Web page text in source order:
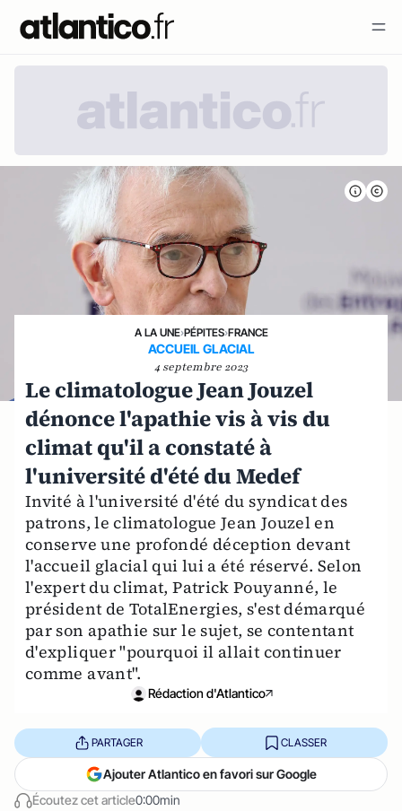
A LA UNE›PÉPITES›FRANCE
ACCUEIL GLACIAL
4 septembre 2023
Le climatologue Jean Jouzel
dénonce l'apathie vis à vis du
climat qu'il a constaté à
l'université d'été du Medef
Invité à l'université d'été du syndicat des
patrons, le climatologue Jean Jouzel en
conserve une profondé déception devant
l'accueil glacial qui lui a été réservé. Selon
l'expert du climat, Patrick Pouyanné, le
président de TotalEnergies, s'est démarqué
par son apathie sur le sujet, se contentant
d'expliquer "pourquoi il allait continuer
comme avant".
Rédaction d'Atlantico
Écoutez cet article0:00min
PARTAGER CLASSER
Ajouter Atlantico en favori sur Google